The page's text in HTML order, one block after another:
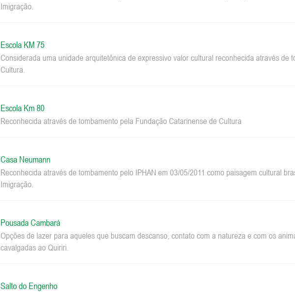
Imigração.
Escola KM 75
Considerada uma unidade arquitetônica de expressivo valor cultural reconhecida através de
Cultura.
Escola Km 80
Reconhecida através de tombamento pela Fundação Catarinense de Cultura
Casa Neumann
Reconhecida através de tombamento pelo IPHAN em 03/05/2011 como paisagem cultural
Imigração.
Pousada Cambará
Opções de lazer para aqueles que buscam descanso, contato com a natureza e com os
cavalgadas ao Quiriri.
Salto do Engenho